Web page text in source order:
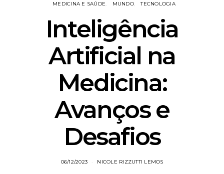
MEDICINA E SAÚDE
MUNDO TECNOLOGIA
Inteligência
Artificial na
Medicina:
Avanços e
Desafios
06/12/2023 NICOLE RIZZUTTI LEMOS